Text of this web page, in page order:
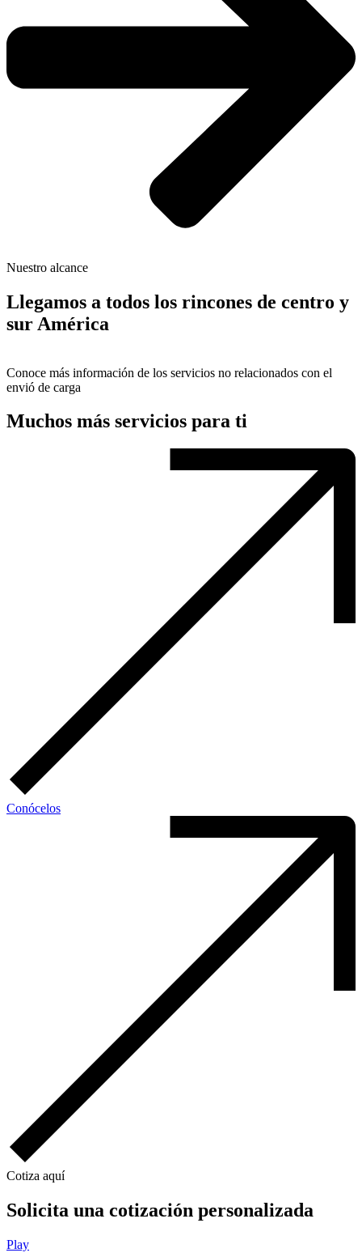
Nuestro alcance
Llegamos a todos los rincones de centro y
sur América
Conoce más información de los servicios no relacionados con el
envió de carga
Muchos más servicios para ti
Conócelos
Cotiza aquí
Solicita una cotización personalizada
Play